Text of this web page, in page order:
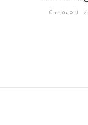
/ التعليقات: 0